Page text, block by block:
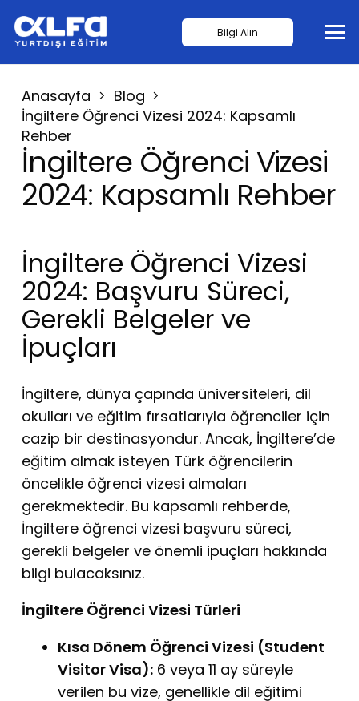
Bilgi Alın
Anasayfa
Blog
İngiltere Öğrenci Vizesi 2024: Kapsamlı
Rehber
İngiltere Öğrenci Vizesi
2024: Kapsamlı Rehber
İngiltere Öğrenci Vizesi
2024: Başvuru Süreci,
Gerekli Belgeler ve
İpuçları
İngiltere, dünya çapında üniversiteleri, dil
okulları ve eğitim fırsatlarıyla öğrenciler için
cazip bir destinasyondur. Ancak, İngiltere’de
eğitim almak isteyen Türk öğrencilerin
öncelikle öğrenci vizesi almaları
gerekmektedir. Bu kapsamlı rehberde,
İngiltere öğrenci vizesi başvuru süreci,
gerekli belgeler ve önemli ipuçları hakkında
bilgi bulacaksınız.
İngiltere Öğrenci Vizesi Türleri
Kısa Dönem Öğrenci Vizesi (Student
Visitor Visa): 6 veya 11 ay süreyle
verilen bu vize, genellikle dil eğitimi